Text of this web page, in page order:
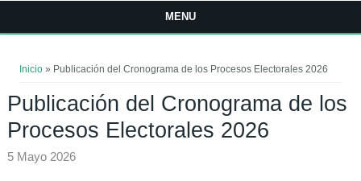
MENU
Inicio » Publicación del Cronograma de los Procesos Electorales 2026
Publicación del Cronograma de los
Procesos Electorales 2026
5 Mayo 2026